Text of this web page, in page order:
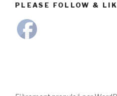
PLEASE FOLLOW &